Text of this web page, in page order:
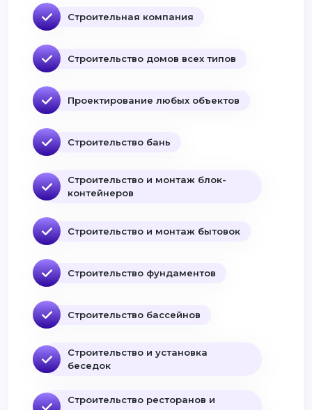
Строительная компания
Строительство домов всех типов
Проектирование любых объектов
Строительство бань
Строительство и монтаж блок-
контейнеров
Строительство и монтаж бытовок
Строительство фундаментов
Строительство бассейнов
Строительство и установка
беседок
Строительство ресторанов и